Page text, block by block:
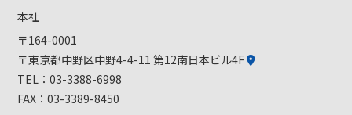
本社
〒164-0001
〒東京都中野区中野4-4-11 第12南日本ビル4F
TEL：03-3388-6998
FAX：03-3389-8450